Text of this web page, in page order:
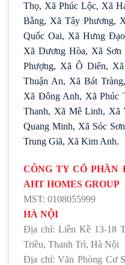
Thọ, Xã Phúc Lộc, Xã
Bằng, Xã Tây Phương,
Quốc Oai, Xã Hưng
Xã Dương Hòa, Xã
Phượng, Xã Ô Diên,
Thuận An, Xã Bát
Xã Đông Anh, Xã Phúc
Thanh, Xã Mê Linh, Xã
Quang Minh, Xã Sóc
Trung Giã, Xã Kim Anh.
CÔNG TY CỔ
AHT HOMES GROUP
MST: 0108055999
HÀ NỘI
Địa chỉ: Liền Kề 13-18
Triều, Thanh Trì, Hà Nội
Địa chỉ: Văn Phòng Cơ